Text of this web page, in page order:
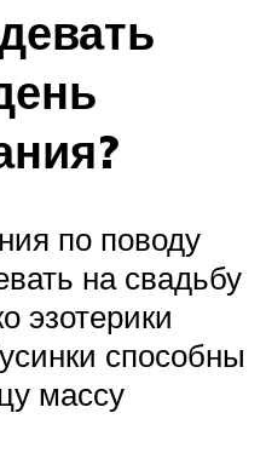
по поводу
на свадьбу
эзотерики
способны
массу